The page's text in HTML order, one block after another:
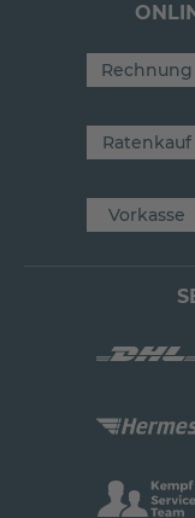
Rechnung
Ratenkauf
Vorkasse